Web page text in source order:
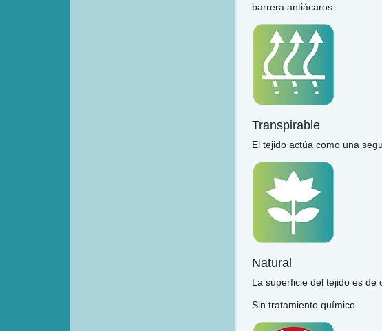
barrera antiácaros.
Transpirable
El tejido actúa como una
Natural
La superficie del tejido es
Sin tratamiento químico.